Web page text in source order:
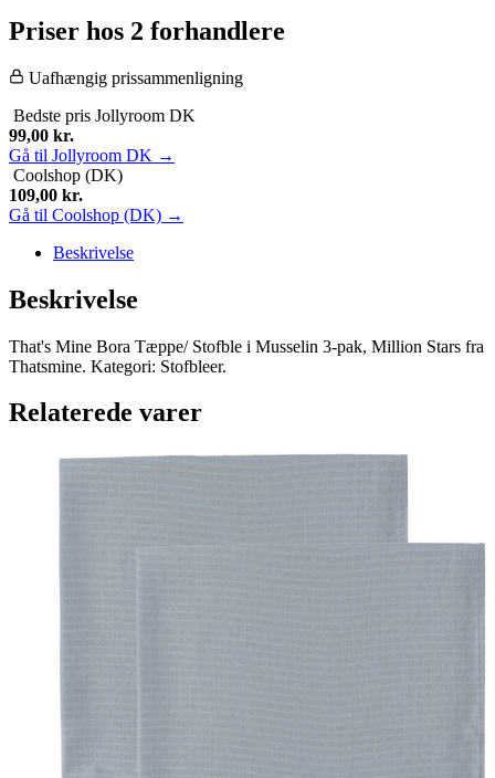
3-
-
Stars
-
Onesize
antal
Priser hos 2 forhandlere
Uafhængig prissammenligning
Bedste pris Jollyroom DK
99,00 kr.
Gå til Jollyroom DK →
Coolshop (DK)
109,00 kr.
Gå til Coolshop (DK) →
Beskrivelse
Beskrivelse
That's Mine Bora Tæppe/ Stofble i Musselin 3-pak, Million Stars fra
Thatsmine. Kategori: Stofbleer.
Relaterede varer